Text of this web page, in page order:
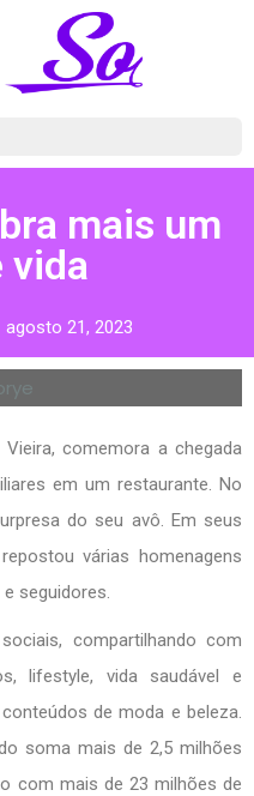
mais um
vida
agosto 21, 2023
comemora a chegada
em um restaurante. No
do seu avô. Em seus
várias homenagens
seguidores.
compartilhando com
lifestyle, vida saudável e
de moda e beleza.
soma mais de 2,5 milhões
com mais de 23 milhões de